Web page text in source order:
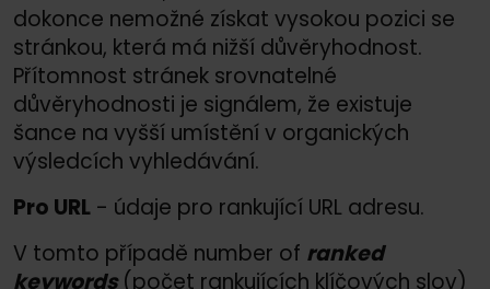
dokonce nemožné získat vysokou pozici se
stránkou, která má nižší důvěryhodnost.
Přítomnost stránek srovnatelné
důvěryhodnosti je signálem, že existuje
šance na vyšší umístění v organických
výsledcích vyhledávání.
Pro URL - údaje pro rankující URL adresu.
V tomto případě number of ranked
keywords(počet rankujících klíčových slov)